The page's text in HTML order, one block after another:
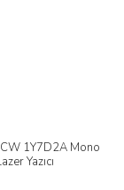
1Y7D2A Mono
Yazıcı